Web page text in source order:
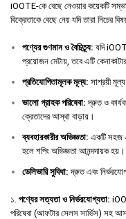
iOOTE-কে বেছে নেওয়ার কয়েকটি
বিক্রেতাকে বেছে নেয় যদি তারা নিচের
পণ্যের গুণমান ও বৈচিত্র্য: যদি
প্রয়োজন মেটায়, তবে এটি
প্রতিযোগিতামূলক মূল্য: সাশ্রয়ী
ভালো গ্রাহক পরিষেবা: দ্রুত ও
ক্রেতাদের আস্থা বাড়ায়।
ব্যবহারকারীর অভিজ্ঞতা: একটি সহজ
হলে শপিং অভিজ্ঞতা আনন্দদায়ক হয়।
ডেলিভারি সুবিধা: দ্রুত এবং
১. পণ্যের সত্যতা ও নির্ভরযোগ্যতা:
পরিষেবা (আফটার সেলস সার্ভিস) সহ